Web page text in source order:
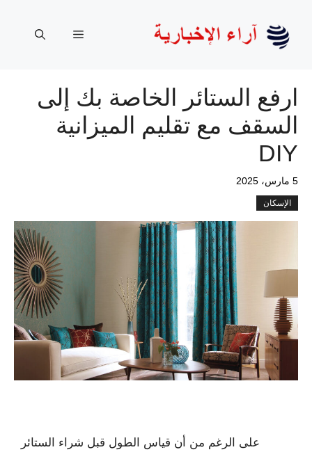
المحتوى
القائمة
ارفع الستائر الخاصة بك إلى
السقف مع تقليم الميزانية
DIY
5 مارس، 2025
الإسكان
على الرغم من أن قياس الطول قبل شراء الستائر